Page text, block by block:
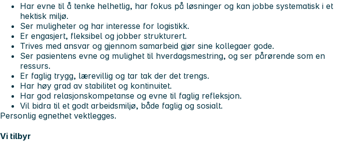
Har evne til å tenke helhetlig, har fokus på løsninger og kan jobbe systematisk i et
hektisk miljø.
Ser muligheter og har interesse for logistikk.
Er engasjert, fleksibel og jobber strukturert.
Trives med ansvar og gjennom samarbeid gjør sine kollegaer gode.
Ser pasientens evne og mulighet til hverdagsmestring, og ser pårørende som en
ressurs.
Er faglig trygg, lærevillig og tar tak der det trengs.
Har høy grad av stabilitet og kontinuitet.
Har god relasjonskompetanse og evne til faglig refleksjon.
Vil bidra til et godt arbeidsmiljø, både faglig og sosialt.
Personlig egnethet vektlegges.
Vi tilbyr